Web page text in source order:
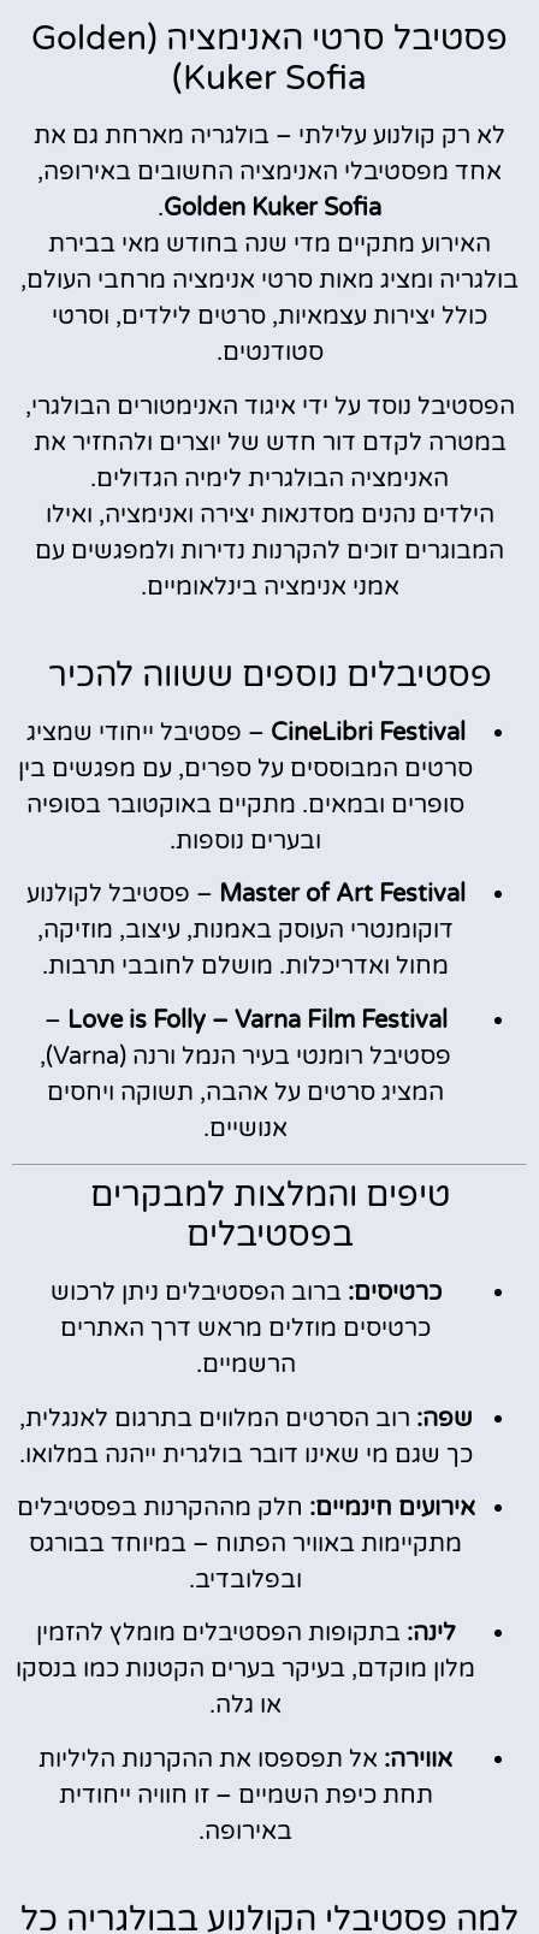
פסטיבל סרטי האנימציה (Golden
Kuker Sofia)
לא רק קולנוע עלילתי – בולגריה מארחת גם את
אחד מפסטיבלי האנימציה החשובים באירופה,
Golden Kuker Sofia
.
האירוע מתקיים מדי שנה בחודש מאי בבירת
בולגריה ומציג מאות סרטי אנימציה מרחבי העולם,
כולל יצירות עצמאיות, סרטים לילדים, וסרטי
סטודנטים.
הפסטיבל נוסד על ידי איגוד האנימטורים הבולגרי,
במטרה לקדם דור חדש של יוצרים ולהחזיר את
האנימציה הבולגרית לימיה הגדולים.
הילדים נהנים מסדנאות יצירה ואנימציה, ואילו
המבוגרים זוכים להקרנות נדירות ולמפגשים עם
אמני אנימציה בינלאומיים.
פסטיבלים נוספים ששווה להכיר
CineLibri Festival – פסטיבל ייחודי שמציג
סרטים המבוססים על ספרים, עם מפגשים בין
סופרים ובמאים. מתקיים באוקטובר בסופיה
ובערים נוספות.
Master of Art Festival – פסטיבל לקולנוע
דוקומנטרי העוסק באמנות, עיצוב, מוזיקה,
מחול ואדריכלות. מושלם לחובבי תרבות.
Love is Folly – Varna Film Festival
–
פסטיבל רומנטי בעיר הנמל ורנה (Varna),
המציג סרטים על אהבה, תשוקה ויחסים
אנושיים.
טיפים והמלצות למבקרים
בפסטיבלים
כרטיסים: ברוב הפסטיבלים ניתן לרכוש
כרטיסים מוזלים מראש דרך האתרים
הרשמיים.
שפה: רוב הסרטים המלווים בתרגום לאנגלית,
כך שגם מי שאינו דובר בולגרית ייהנה במלואו.
אירועים חינמיים: חלק מההקרנות בפסטיבלים
מתקיימות באוויר הפתוח – במיוחד בבורגס
ובפלובדיב.
לינה: בתקופות הפסטיבלים מומלץ להזמין
מלון מוקדם, בעיקר בערים הקטנות כמו בנסקו
או גלה.
אווירה: אל תפספסו את ההקרנות הליליות
תחת כיפת השמיים – זו חוויה ייחודית
באירופה.
למה פסטיבלי הקולנוע בבולגריה כל